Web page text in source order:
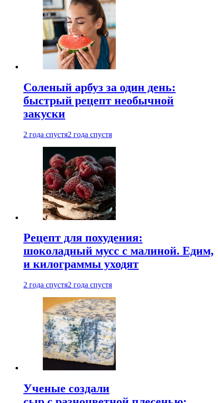
Соленый арбуз за один день:
быстрый рецепт необычной
закуски
2 года спустя2 года спустя
Рецепт для похудения:
шоколадный мусс с малиной. Едим,
и килограммы уходят
2 года спустя2 года спустя
Ученые создали